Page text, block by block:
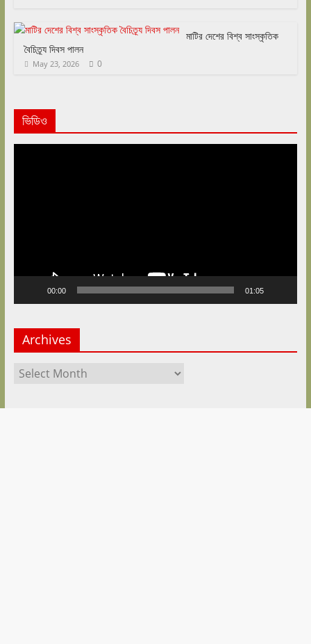
মাটির দেশের বিশ্ব সাংস্কৃতিক
বৈচিত্র্য দিবস পালন
May 23, 2026 0
ভিডিও
00:00 01:05
Archives
Archives